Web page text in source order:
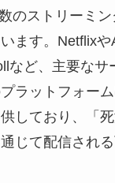
のストリーミ
ます。Netflix
など、主要なサ
ラットフォー
しており、「
じて配信され